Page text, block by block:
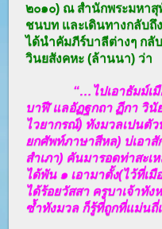
๒๐๑๐) ณ สำนักพระมหาสุ
ชนบท และเดินทางกลับถึ
ได้นำคัมภีร์บาลีต่างๆ ก
วินยสังคหะ (ล้านนา) ว่า
“…ไปเอาธัมม์เ
บาฬี แลอัฏฐกถา ฏีกา วิ
ไวยากรณ์) ทังมวลเปนตั
ยกศัพท์ภาษาสีหล) บ่เอาสั
สำเภา) คันมารอดท่าสะเ
ได้พัน ๑ เอามาตั้ง(ไว้ที่เ
ได้ร้อยวัสสา ครูบาเจ้าทั
ซ้ำทังมวล ก็รู้ที่ถูกที่แม่น